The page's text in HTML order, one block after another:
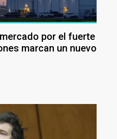
por el fuerte
marcan un nuevo